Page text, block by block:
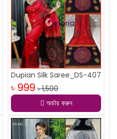
Dupian Silk Saree_DS-407
৳ 999 ৳ 1,500
অর্ডার করুন